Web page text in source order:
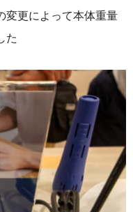
変更によって本体重量
た